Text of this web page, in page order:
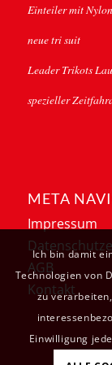
Einteiler mit
neue tri suit
Leader Trikots
spezieller
META
Impressum
AGB
Kontakt
Ich bin damit
Technologien von
zu
Einwilligung